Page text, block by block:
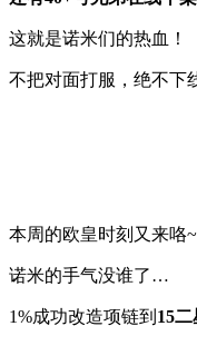
这就是诺米们的热血！
不把对面打服，绝不下
本周的欧皇时刻又来咯~
诺米的手气没谁了…
1%成功改造项链到 15二